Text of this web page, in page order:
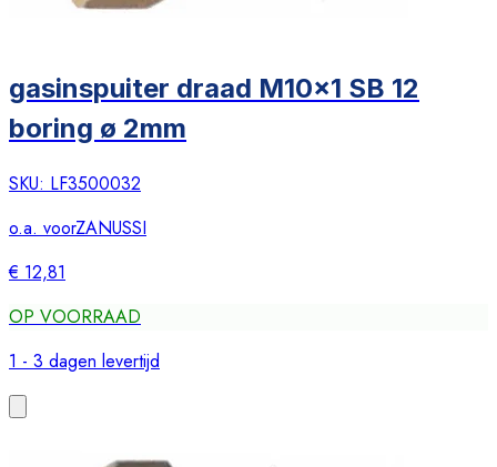
gasinspuiter draad M10x1 SB 12
boring ø 2mm
SKU: LF3500032
o.a. voorZANUSSI
€ 12,81
OP VOORRAAD
1 - 3 dagen levertijd